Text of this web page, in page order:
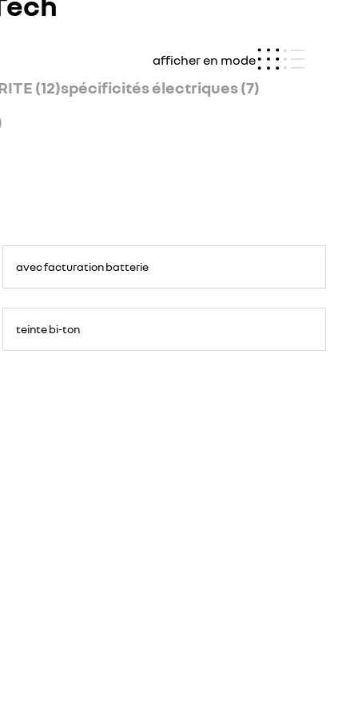
afficher en mode
(12)spécificités électriques (7)
avec facturation batterie
teinte bi-ton